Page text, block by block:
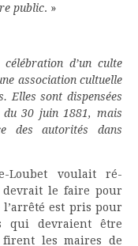
public. »
d’un culte
association cultuelle
Elles sont dispensées
30 juin 1881, mais
des autorités dans
Loubet voulait ré-
le faire pour
est pris pour
qui devraient être
firent les maires de